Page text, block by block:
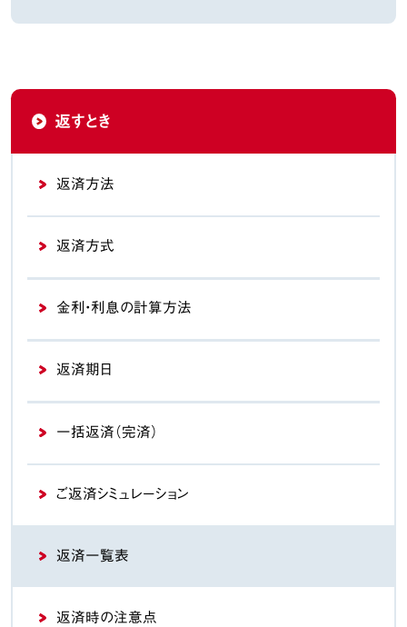
返すとき
返済方法
返済方式
金利・利息の計算方法
返済期日
一括返済（完済）
ご返済シミュレーション
返済一覧表
返済時の注意点